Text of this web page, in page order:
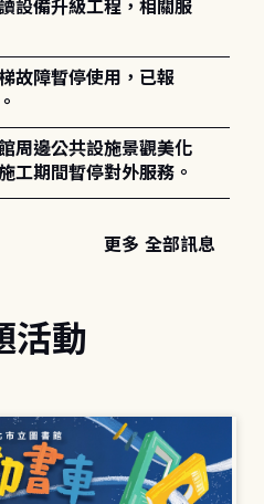
設備升級工程，相關服
故障暫停使用，已報
周邊公共設施景觀美化
工期間暫停對外服務。
更多 全部訊息
活動